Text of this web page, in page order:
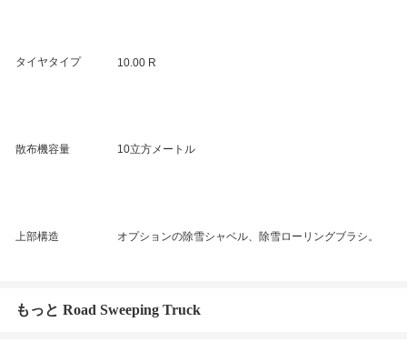
タイヤタイプ 10.00 R
散布機容量 10立方メートル
上部構造 オプションの除雪シャベル、除雪ローリングブラシ。
もっと Road Sweeping Truck